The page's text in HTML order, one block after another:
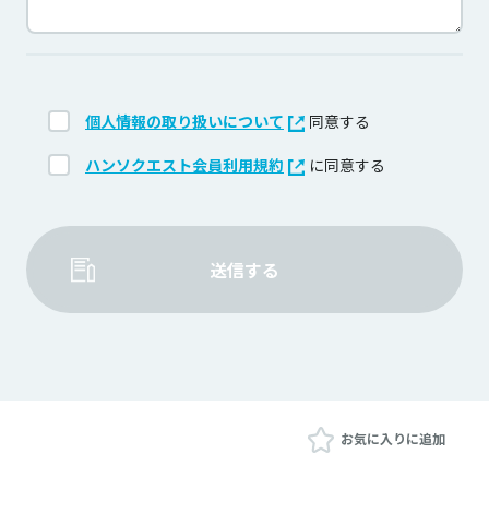
個人情報の取り扱いについて 同意する
ハンソクエスト会員利用規約 に同意する
送信する
お気に入りに追加